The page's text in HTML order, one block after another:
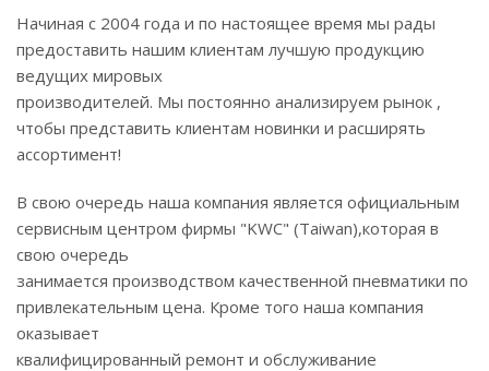
Начиная с 2004 года и по настоящее время мы рады
предоставить нашим клиентам лучшую продукцию
ведущих мировых
производителей. Мы постоянно анализируем рынок ,
чтобы представить клиентам новинки и расширять
ассортимент!
В свою очередь наша компания является официальным
сервисным центром фирмы "KWC" (Taiwan),которая в
свою очередь
занимается производством качественной пневматики по
привлекательным цена. Кроме того наша компания
оказывает
квалифицированный ремонт и обслуживание